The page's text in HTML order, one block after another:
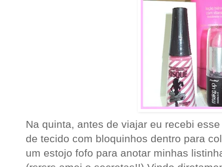
Na quinta, antes de viajar eu recebi
de tecido com bloquinhos dentro para
um estojo fofo para anotar minhas